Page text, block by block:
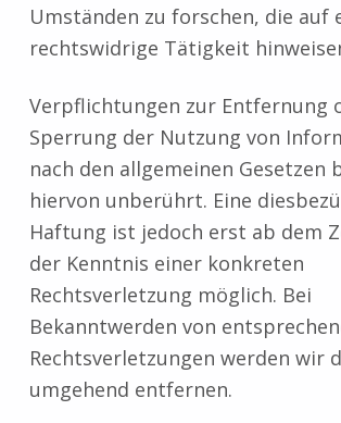
Umständen zu forschen, die auf
rechtswidrige Tätigkeit
Verpflichtungen zur Entfernung
Sperrung der Nutzung von
nach den allgemeinen Gesetzen
hiervon unberührt. Eine
Haftung ist jedoch erst ab dem
der Kenntnis einer konkreten
Rechtsverletzung möglich. Bei
Bekanntwerden von
Rechtsverletzungen werden wir
umgehend entfernen.